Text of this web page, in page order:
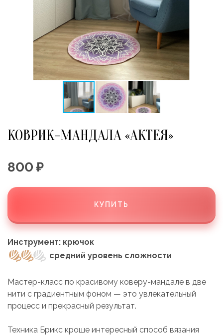
КОВРИК-МАНДАЛА «АКТЕЯ»
800 ₽
КУПИТЬ
Инструмент: крючок
средний уровень сложности
Мастер-класс по красивому коверу-мандале в две
нити с градиентным фоном — это увлекательный
процесс и прекрасный результат.
Техника Брикс кроше интересный способ вязания